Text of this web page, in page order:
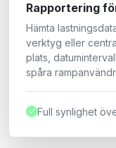
Rapportering
Hämta
verktyg eller
plats,
spåra
Full synlighet